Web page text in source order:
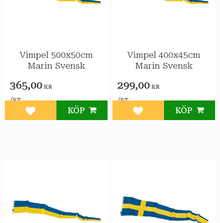
Vimpel 500x50cm
Marin Svensk
365,00 KR
/ST
Lägg till i favoriter
KÖP
Vimpel 400x45cm
Marin Svensk
299,00 KR
/ST
Lägg till i favoriter
KÖP